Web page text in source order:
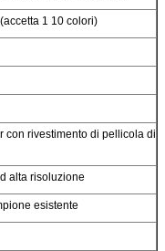
1 10 colori)
con rivestimento di pellicola di
alta risoluzione
esistente